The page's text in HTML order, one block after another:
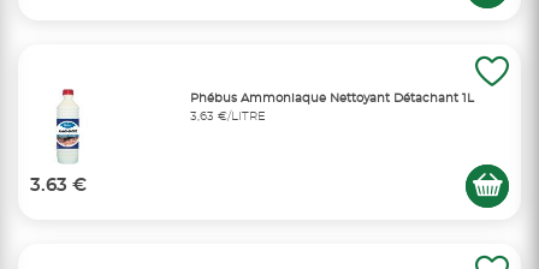
Phébus Ammoniaque Nettoyant Détachant 1L
3,63 €/LITRE
3.63 €